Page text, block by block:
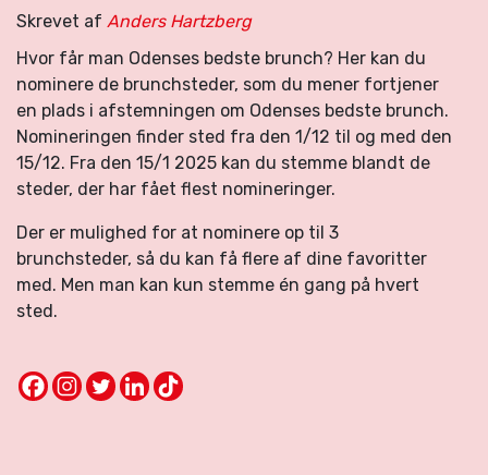
Skrevet af Anders Hartzberg
Hvor får man Odenses bedste brunch? Her kan du
nominere de brunchsteder, som du mener fortjener
en plads i afstemningen om Odenses bedste brunch.
Nomineringen finder sted fra den 1/12 til og med den
15/12. Fra den 15/1 2025 kan du stemme blandt de
steder, der har fået flest nomineringer.
Der er mulighed for at nominere op til 3
brunchsteder, så du kan få flere af dine favoritter
med. Men man kan kun stemme én gang på hvert
sted.